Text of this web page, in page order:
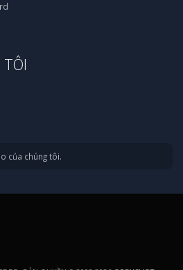
của chúng tôi.